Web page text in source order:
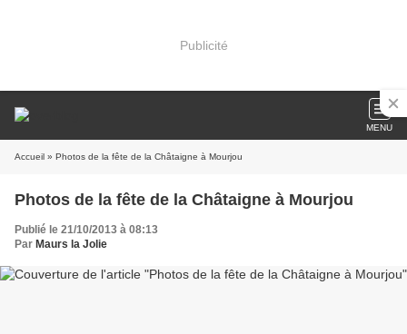
Publicité
MENU
Accueil » Photos de la fête de la Châtaigne à Mourjou
Photos de la fête de la Châtaigne à Mourjou
Publié le 21/10/2013 à 08:13
Par Maurs la Jolie